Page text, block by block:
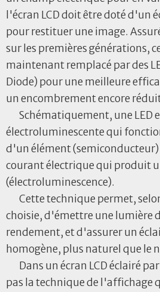
l'écran LCD doit être doté d'un
pour restituer une image.
sur les premières générations,
maintenant remplacé par des
Diode) pour une meilleure
un encombrement encore
Schématiquement, une LED
électroluminescente qui
d'un élément (semiconducteur)
courant électrique qui produit
(électroluminescence).
Cette technique permet,
choisie, d'émettre une lumière
rendement, et d'assurer un
homogène, plus naturel que le
Dans un écran LCD éclairé
pas la technique de l'affichage